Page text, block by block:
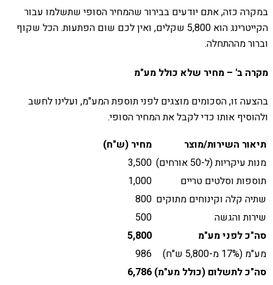
במקרה כזה, אתם יודעים בבירור שהמחיר הסופי שתשלמו עבור
הקייטרינג הוא 5,800 שקלים, ואין לכם שום הפתעות. הכל שקוף
וברור מההתחלה.
מקרה ב' – מחיר שלא כולל מע"מ
בהצעה זו, הסכומים מוצגים לפני תוספת המע"מ, ועלינו לחשב
ולהוסיף אותו כדי לקבל את המחיר הסופי.
תיאור השירות/מוצר
מחיר (ש"ח)
מנות עיקריות (ל-50 אורחים)
3,500
תוספות וסלטים טריים
1,000
שתיה קלה וקינוחים מתוקים 800
שירות והגשה
500
סה"כ לפני מע"מ
5,800
מע"מ (17% מ-5,800 ש"ח)
986
סה"כ לתשלום (כולל מע"מ) 6,786